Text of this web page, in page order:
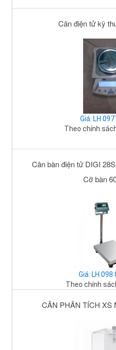
Cân điện tử kỹ
Giá: LH
Theo chính
Cân bàn điện tử DIGI
Cỡ bàn
Giá: LH 098
Theo chính
CÂN PHÂN TÍCH XS